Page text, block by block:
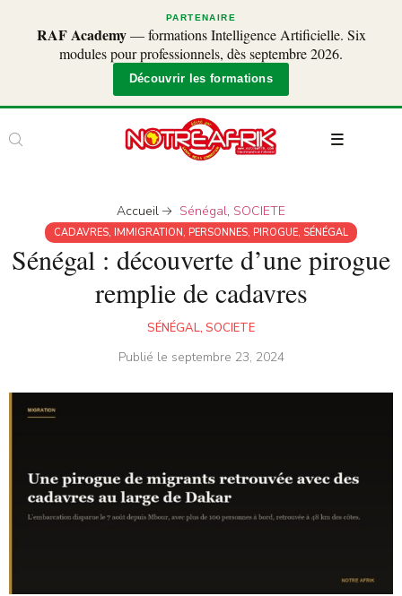
PARTENAIRE
RAF Academy— formations Intelligence Artificielle. Six
modules pour professionnels, dès septembre 2026.
Découvrir les formations
Accueil Sénégal, SOCIETE
CADAVRES, IMMIGRATION, PERSONNES, PIROGUE, SÉNÉGAL
Sénégal : découverte d’une pirogue
remplie de cadavres
SÉNÉGAL, SOCIETE
Publié le septembre 23, 2024